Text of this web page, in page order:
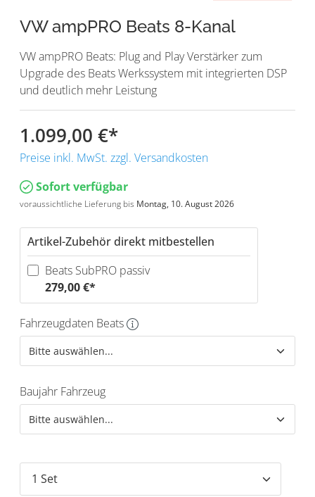
VW ampPRO Beats 8-Kanal
VW ampPRO Beats: Plug and Play Verstärker zum
Upgrade des Beats Werkssystem mit integrierten DSP
und deutlich mehr Leistung
1.099,00 €*
Preise inkl. MwSt. zzgl. Versandkosten
Sofort verfügbar
voraussichtliche Lieferung bis Montag, 10. August 2026
Artikel-Zubehör direkt mitbestellen
Beats SubPRO passiv
279,00 €*
Fahrzeugdaten Beats
Baujahr Fahrzeug